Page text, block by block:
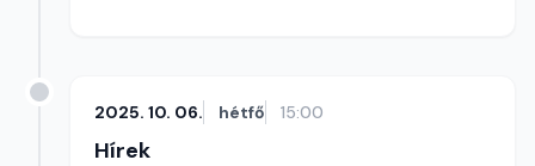
2025. 10. 06. hétfő 15:00
Hírek